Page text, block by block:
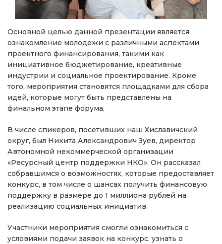
Основной целью данной презентации является
ознакомление молодежи с различными аспектами
проектного финансирования, такими как
инициативное бюджетирование, креативные
индустрии и социальное проектирование. Кроме
того, мероприятия становятся площадками для сбора
идей, которые могут быть представлены на
финальном этапе форума.
В числе спикеров, посетивших наш Хиславичский
округ, был Никита Александрович Зуев, директор
Автономной некоммерческой организации
«Ресурсный центр поддержки НКО». Он рассказал
собравшимся о возможностях, которые предоставляет
конкурс, в том числе о шансах получить финансовую
поддержку в размере до 1 миллиона рублей на
реализацию социальных инициатив.
Участники мероприятия смогли ознакомиться с
условиями подачи заявок на конкурс, узнать о